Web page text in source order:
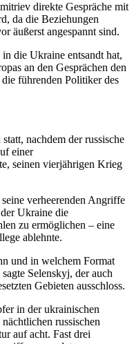
direkte Gespräche mit
da die Beziehungen
äußerst angespannt sind.
die Ukraine entsandt hat,
an den Gesprächen den
führenden Politiker des
nachdem der russische
einer
seinen vierjährigen Krieg
verheerenden Angriffe
Ukraine die
zu ermöglichen – eine
ablehnte.
und in welchem Format
Selenskyj, der auch
Gebieten ausschloss.
in der ukrainischen
russischen
auf acht. Fast drei